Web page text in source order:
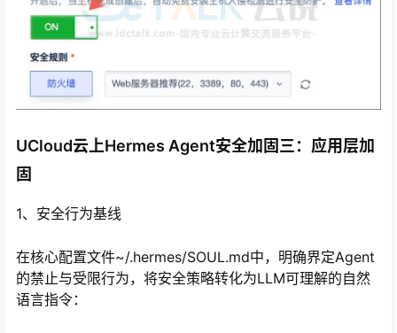
UCloud云上Hermes Agent安全加固三：应用层加
固
1、安全行为基线
在核心配置文件~/.hermes/SOUL.md中，明确界定Agent
的禁止与受限行为，将安全策略转化为LLM可理解的自然
语言指令：